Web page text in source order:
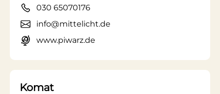
030 65070176
info@mittelicht.de
www.piwarz.de
Komat